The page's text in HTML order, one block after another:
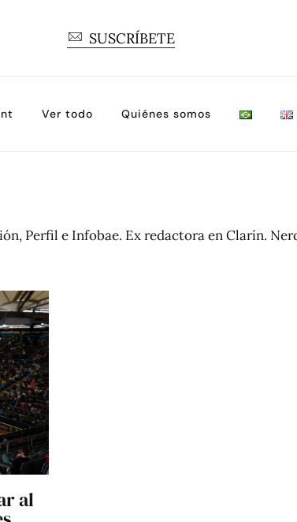
SUSCRÍBETE
Ver todo Quiénes somos
Perfil e Infobae. Ex redactora en Clarín.
al